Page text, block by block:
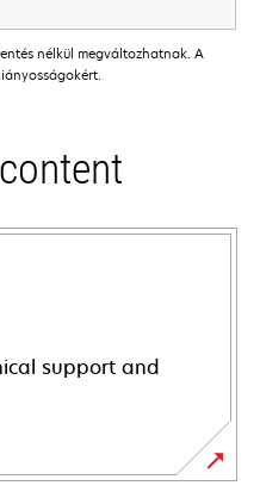
nélkül megváltozhatnak. A
support and